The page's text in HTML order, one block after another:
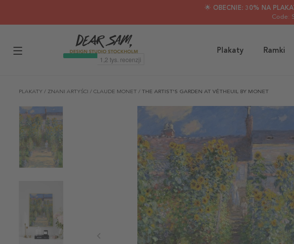
🌟 OBECNIE: 30% NA
Code:
Plakaty Ramki
PLAKATY / ZNANI ARTYŚCI / CLAUDE MONET / THE ARTIST'S GARDEN AT VÉTHEUIL BY MONET